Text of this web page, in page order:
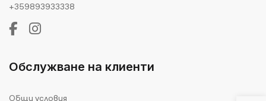
+359893933338
Обслужване на клиенти
Общи условия